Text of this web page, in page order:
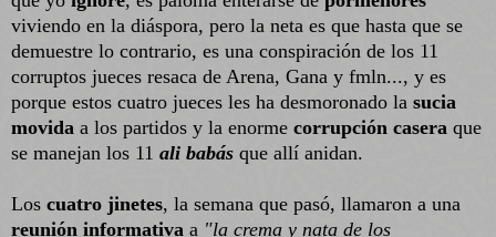
viviendo en la diáspora, pero la neta es que hasta que se
demuestre lo contrario, es una conspiración de los 11
corruptos jueces resaca de Arena, Gana y fmln..., y es
porque estos cuatro jueces les ha desmoronado la sucia
movida a los partidos y la enorme corrupción casera que
se manejan los 11 ali babás que allí anidan.
Los cuatro jinetes, la semana que pasó, llamaron a una
reunión informativa a "la crema y nata de los